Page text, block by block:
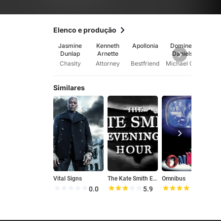
Elenco e produção
Jasmine
Dunlap
Chasity
Kenneth
Arnette
Attorney
Apollonia
Bestfriend
Dominee
Daniels
Similares
Vital Signs
0.0
The Kate Smith Evening Hour
5.9
Omnibus